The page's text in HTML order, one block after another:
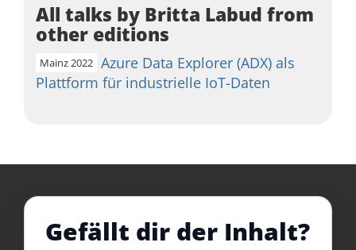
All talks by Britta Labud from
other editions
Mainz 2022 Azure Data Explorer (ADX) als
Plattform für industrielle IoT-Daten
Gefällt dir der Inhalt?